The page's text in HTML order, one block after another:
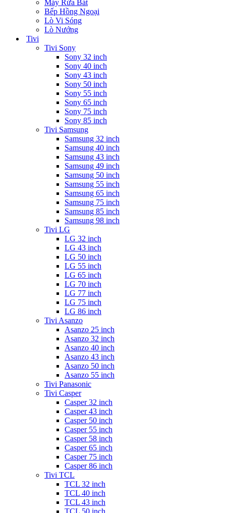
Máy Rửa Bát
Bếp Hồng Ngoại
Lò Vi Sóng
Lò Nướng
Tivi
Tivi Sony
Sony 32 inch
Sony 40 inch
Sony 43 inch
Sony 50 inch
Sony 55 inch
Sony 65 inch
Sony 75 inch
Sony 85 inch
Tivi Samsung
Samsung 32 inch
Samsung 40 inch
Samsung 43 inch
Samsung 49 inch
Samsung 50 inch
Samsung 55 inch
Samsung 65 inch
Samsung 75 inch
Samsung 85 inch
Samsung 98 inch
Tivi LG
LG 32 inch
LG 43 inch
LG 50 inch
LG 55 inch
LG 65 inch
LG 70 inch
LG 77 inch
LG 75 inch
LG 86 inch
Tivi Asanzo
Asanzo 25 inch
Asanzo 32 inch
Asanzo 40 inch
Asanzo 43 inch
Asanzo 50 inch
Asanzo 55 inch
Tivi Panasonic
Tivi Casper
Casper 32 inch
Casper 43 inch
Casper 50 inch
Casper 55 inch
Casper 58 inch
Casper 65 inch
Casper 75 inch
Casper 86 inch
Tivi TCL
TCL 32 inch
TCL 40 inch
TCL 43 inch
TCL 50 inch